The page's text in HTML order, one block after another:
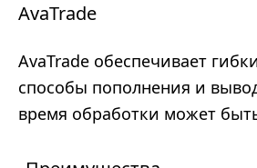
AvaTrade
AvaTrade обеспечивает
способы пополнения и
время обработки может